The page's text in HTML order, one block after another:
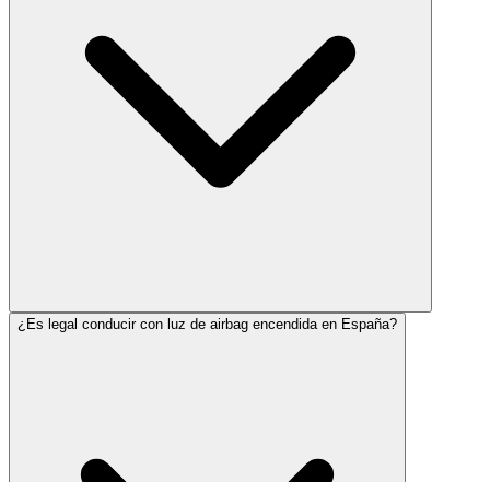
¿Es legal conducir con luz de airbag encendida en España?